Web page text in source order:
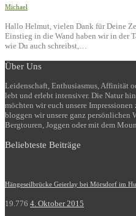
Michael
Hallo Helmut, vielen Dank für Deine
Einstieg in die Wand haben wir in der
wie Du auch schreibst,…
Über Uns
Leidenschaft, Enthusiasmus, Affinität
lebt und erlebt intensiver. Die Natur
möchten wir euch unsere
bloggen wir unsere ganz persönlichen
Bergtouren, Joggen oder mit dem
Beliebteste Beiträge
Hängeseilbrücke Geierlay bei Mörsdorf im
19.776 4. Oktober 2015